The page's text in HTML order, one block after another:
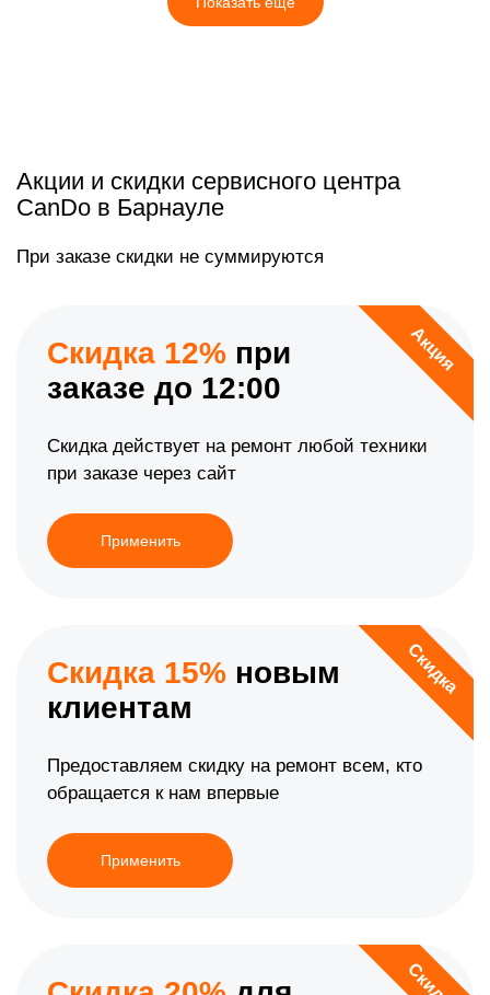
Акции и скидки сервисного центра
CanDo в Барнауле
При заказе скидки не суммируются
Акция
Скидка 12% при
заказе до 12:00
Скидка действует на ремонт любой техники
при заказе через сайт
Применить
Скидка
Скидка 15% новым
клиентам
Предоставляем скидку на ремонт всем, кто
обращается к нам впервые
Применить